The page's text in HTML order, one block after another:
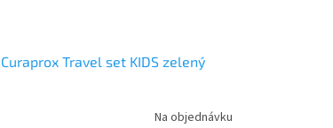
Curaprox Travel set KIDS zelený
Na objednávku